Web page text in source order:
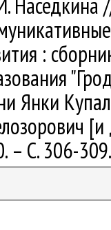
:
Янки
– С. 306-